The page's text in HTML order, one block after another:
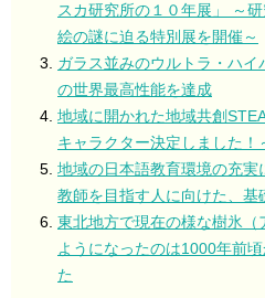
スカ研究所の１０年展」 ～
絵の謎に迫る特別展を開催～
ガラス並みのウルトラ・ハ
の世界最高性能を達成
地域に開かれた地域共創
キャラクター決定しました！
地域の日本語教育環境の充
教師を目指す人に向けた、基
東北地方で現在の様な樹氷
ようになったのは1000年前
た